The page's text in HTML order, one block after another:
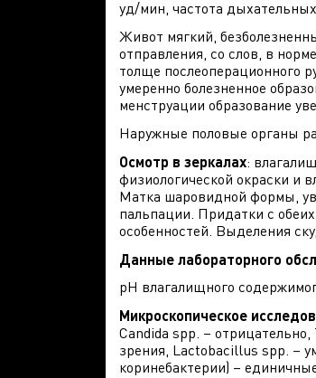
уд/мин, частота
Живот мягкий,
отправления, со слов, в
толще послеоперационного
умеренно болезненное
менструации образование
Наружные половые органы
Осмотр в зеркалах:
физиологической окраски и
Матка шаровидной формы,
пальпации. Придатки с
особенностей. Выделения
Данные лабораторного
pH влагалищного
Микроскопическое
Candida spp. –
зрения, Lactobacillus spp. –
коринебактерии) –